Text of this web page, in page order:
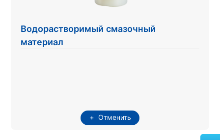
Водорастворимый смазочный
материал
Отменить